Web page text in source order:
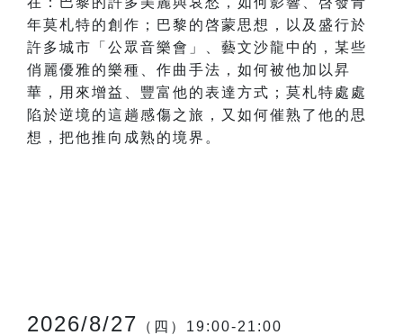
年莫札特的創作；巴黎的啓蒙思想，以及盛行於
許多城市「公眾音樂會」、藝文沙龍中的，某些
俏麗優雅的樂種、作曲手法，如何被他加以昇
華，用來增益、豐富他的表達方式；莫札特處處
陷於逆境的這趟感傷之旅，又如何催熟了他的思
想，把他推向成熟的境界。
2026/8/27 （四）19:00-21:00